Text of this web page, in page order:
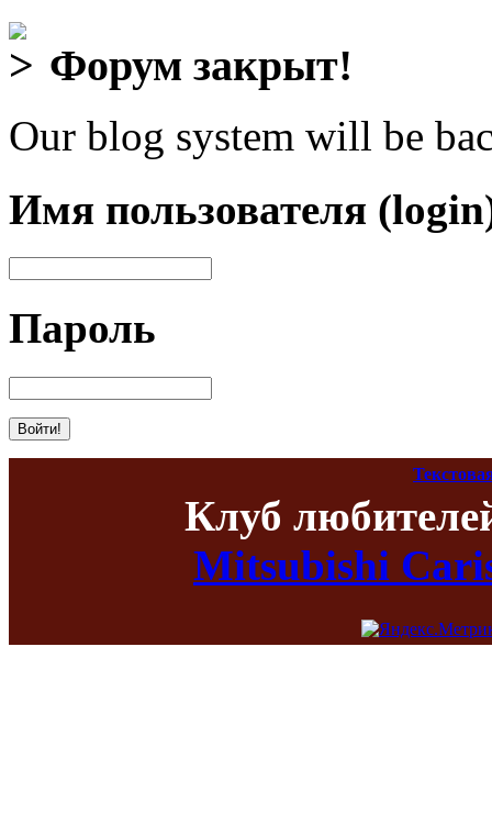
Форум закрыт!
Our blog system will be
Имя пользователя
Пароль
Клуб
Mitsubishi